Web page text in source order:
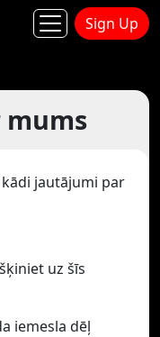
Sign Up
mums
jautājumi par
uz šīs
iemesla dēļ